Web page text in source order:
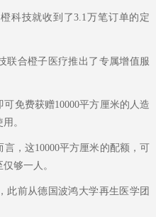
科技就收到了3.1万笔订单的定
联合橙子医疗推出了专属增值服
可免费获赠10000平方厘米的人造
。
，这10000平方厘米的配额，可
够一人。
此前从德国波鸿大学再生医学团